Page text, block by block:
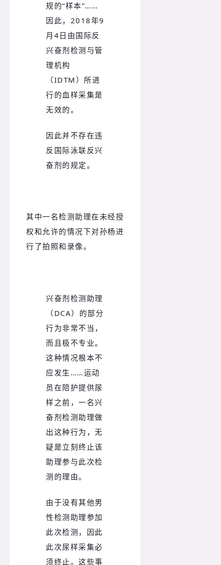
规的“样本”……
因此，2018年9
月4日由国际反
兴奋剂检测与管
理机构
（IDTM）所进
行的血样采集是
无效的。
因此并不存在违
反国际泳联反兴
奋剂的规定。
其中一名检测助理在未经授
权和允许的情况下对孙杨进
行了拍照和录像。
兴奋剂检测助理
（DCA）的部分
行为非常不当，
而且极不专业。
这种情况根本不
应发生……运动
员在陪护提供尿
样之前，一名兴
奋剂检测助理做
出这种行为，无
疑是立刻终止该
助理参与此次检
测的理由。
由于没有其他男
性检测助理参加
此次检测，因此
此次尿样采集必
须终止。这些事